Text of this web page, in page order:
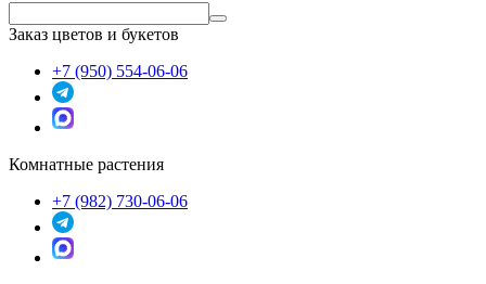
Заказ цветов и букетов
+7 (950) 554-06-06
Комнатные растения
+7 (982) 730-06-06